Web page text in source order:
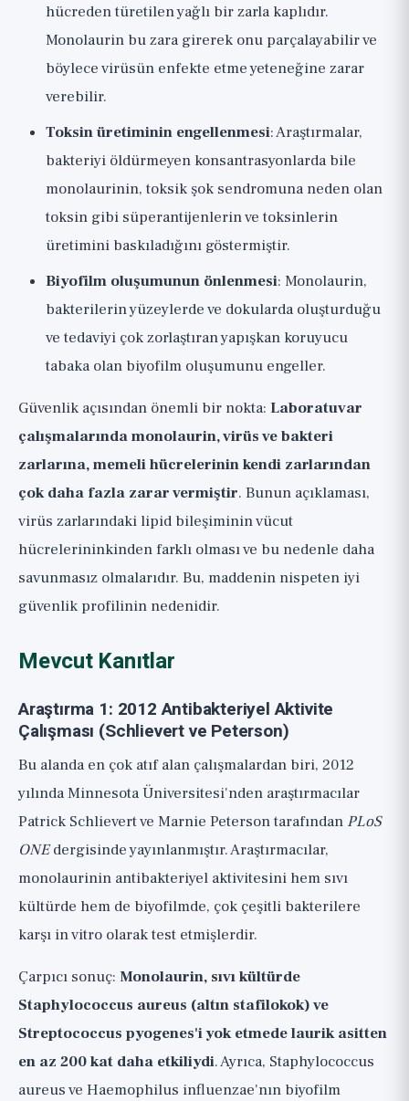
hücreden türetilen yağlı bir zarla kaplıdır.
Monolaurin bu zara girerek onu parçalayabilir ve
böylece virüsün enfekte etme yeteneğine zarar
verebilir.
Toksin üretiminin engellenmesi: Araştırmalar,
bakteriyi öldürmeyen konsantrasyonlarda bile
monolaurinin, toksik şok sendromuna neden olan
toksin gibi süperantijenlerin ve toksinlerin
üretimini baskıladığını göstermiştir.
Biyofilm oluşumunun önlenmesi: Monolaurin,
bakterilerin yüzeylerde ve dokularda oluşturduğu
ve tedaviyi çok zorlaştıran yapışkan koruyucu
tabaka olan biyofilm oluşumunu engeller.
Güvenlik açısından önemli bir nokta: Laboratuvar
çalışmalarında monolaurin, virüs ve bakteri
zarlarına, memeli hücrelerinin kendi zarlarından
çok daha fazla zarar vermiştir. Bunun açıklaması,
virüs zarlarındaki lipid bileşiminin vücut
hücrelerininkinden farklı olması ve bu nedenle daha
savunmasız olmalarıdır. Bu, maddenin nispeten iyi
güvenlik profilinin nedenidir.
Mevcut Kanıtlar
Araştırma 1: 2012 Antibakteriyel Aktivite
Çalışması (Schlievert ve Peterson)
Bu alanda en çok atıf alan çalışmalardan biri, 2012
yılında Minnesota Üniversitesi'nden araştırmacılar
Patrick Schlievert ve Marnie Peterson tarafından PLoS
ONEdergisinde yayınlanmıştır. Araştırmacılar,
monolaurinin antibakteriyel aktivitesini hem sıvı
kültürde hem de biyofilmde, çok çeşitli bakterilere
karşı in vitro olarak test etmişlerdir.
Çarpıcı sonuç: Monolaurin, sıvı kültürde
Staphylococcus aureus (altın stafilokok) ve
Streptococcus pyogenes'i yok etmede laurik asitten
en az 200 kat daha etkiliydi. Ayrıca, Staphylococcus
aureus ve Haemophilus influenzae'nın biyofilm